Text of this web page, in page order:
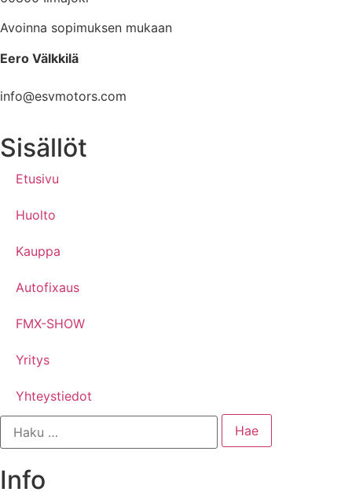
Avoinna sopimuksen mukaan
Eero Välkkilä
info@esvmotors.com
Sisällöt
Etusivu
Huolto
Kauppa
Autofixaus
FMX-SHOW
Yritys
Yhteystiedot
Info